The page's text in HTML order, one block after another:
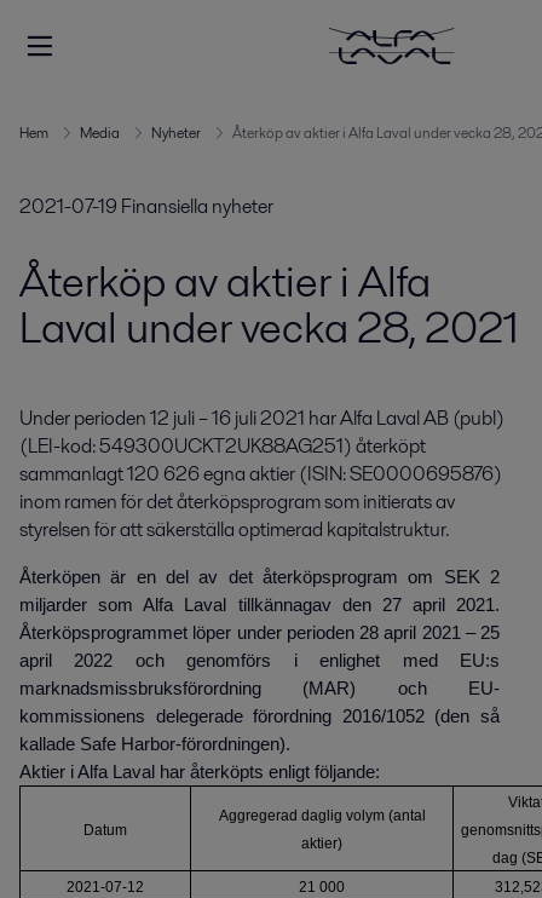
Hem Media Nyheter Återköp av aktier i Alfa Laval under vecka 28,
2021-07-19 Finansiella nyheter
Återköp av aktier i Alfa
Laval under vecka 28, 2021
Under perioden 12 juli – 16 juli 2021 har Alfa Laval AB (publ)
(LEI-kod: 549300UCKT2UK88AG251) återköpt
sammanlagt 120 626 egna aktier (ISIN: SE0000695876)
inom ramen för det återköpsprogram som initierats av
styrelsen för att säkerställa optimerad kapitalstruktur.
Återköpen är en del av det återköpsprogram om SEK 2
miljarder som Alfa Laval tillkännagav den 27 april 2021.
Återköpsprogrammet löper under perioden 28 april 2021 – 25
april 2022 och genomförs i enlighet med EU:s
marknadsmissbruksförordning (MAR) och EU-
kommissionens delegerade förordning 2016/1052 (den så
kallade Safe Harbor-förordningen).
Aktier i Alfa Laval har återköpts enligt följande:
Datum
Aggregerad daglig volym (antal
aktier)
dag
2021-07-12
21 000